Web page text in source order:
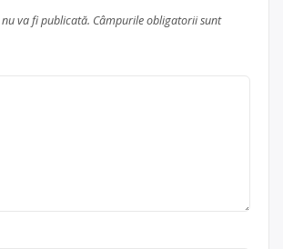
va fi publicată. Câmpurile obligatorii sunt